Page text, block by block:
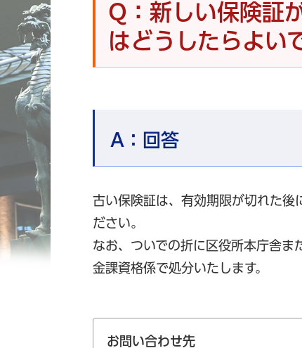
Q：新しい保険証
はどうしたらよい
A： 回答
古い保険証は、有効期限が切れた後
ださい。
なお、ついでの折に区役所本庁舎
金課資格係で処分いたします。
お問い合わせ先